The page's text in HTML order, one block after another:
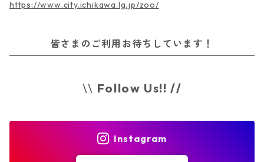
https://www.city.ichikawa.lg.jp/zoo/
皆さまのご利用お待ちしています！
\\ Follow Us!! //
Instagram